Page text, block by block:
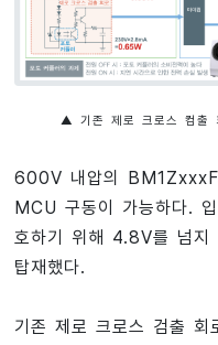
▲ 기존 제로 크로스 컴출
600V 내압의
MCU 구동이 가능하다.
호하기 위해 4.8V를 넘지
탑재했다.
기존 제로 크로스 검출 회